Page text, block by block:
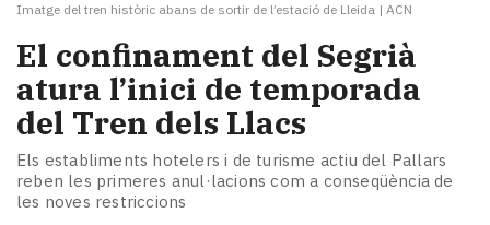
Imatge del tren històric abans de sortir de l’estació de Lleida | ACN
El confinament del Segrià
atura l’inici de temporada
del Tren dels Llacs
Els establiments hotelers i de turisme actiu del Pallars
reben les primeres anul·lacions com a conseqüència de
les noves restriccions